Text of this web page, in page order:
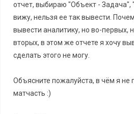
отчет, выбираю "Объект - Задача",
вижу, нельзя ее так вывести.
вывести аналитику, но во-первых,
вторых, в этом же отчете я хочу
сделать этого не могу.
Объясните пожалуйста, в чём я не
матчасть :)